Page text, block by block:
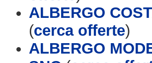
ALBERGO
(cerca offerte)
ALBERGO